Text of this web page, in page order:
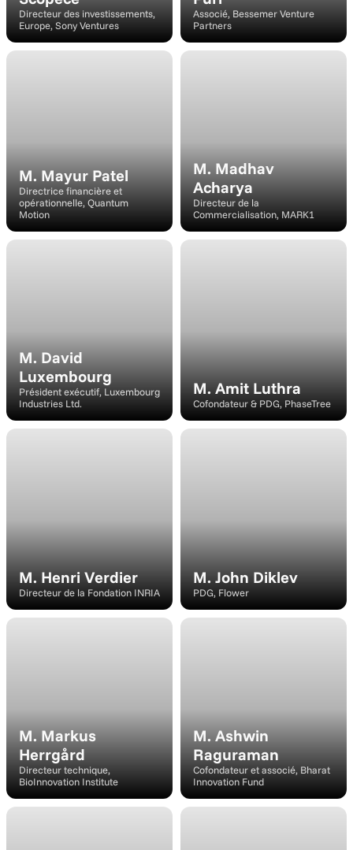
Directeur des investissements,
Europe, Sony Ventures
Associé, Bessemer Venture
Partners
M. Mayur Patel
Directrice financière et
opérationnelle, Quantum
Motion
M. Madhav
Acharya
Directeur de la
Commercialisation, MARK1
M. David
Luxembourg
Président exécutif, Luxembourg
Industries Ltd.
M. Amit Luthra
Cofondateur & PDG, PhaseTree
M. Henri Verdier
Directeur de la Fondation INRIA
M. John Diklev
PDG, Flower
M. Markus
Herrgård
Directeur technique,
BioInnovation Institute
M. Ashwin
Raguraman
Cofondateur et associé, Bharat
Innovation Fund